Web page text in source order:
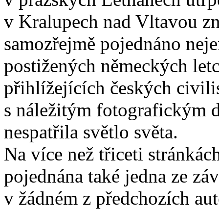
v Kralupech nad Vltavou
samozřejmě pojednáno
postižených německých
přihlížejících českých
s náležitým fotografickým
nespatřila světlo světa.
Na více než třiceti
pojednána také jedna ze
v žádném z předchozích